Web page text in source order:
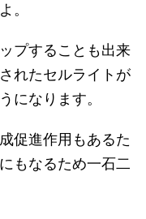
。
プすることも出来
れたセルライトが
になります。
促進作用もあるた
もなるため一石二